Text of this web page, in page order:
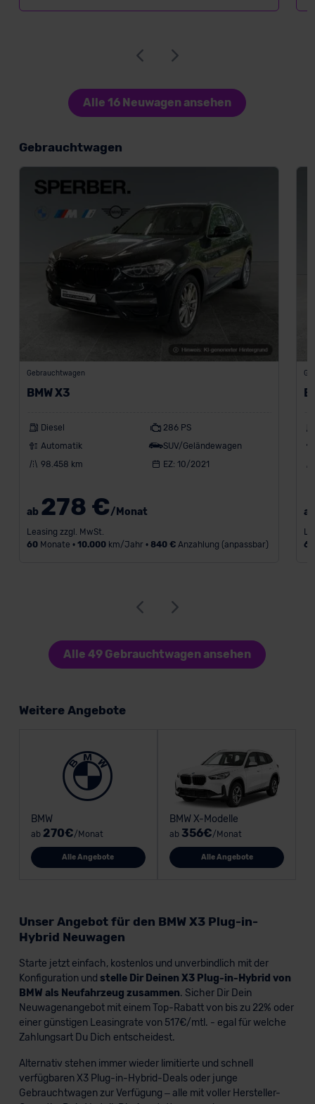
Alle 16 Neuwagen ansehen
Gebrauchtwagen
Gebrauchtwagen
BMW X3
Diesel
286 PS
Automatik
SUV/Geländewagen
98.458 km
EZ: 10/2021
ab 278 €/Monat
Leasing zzgl. MwSt.
60Monate • 10.000km/Jahr • 840 €Anzahlung (anpassbar)
60
Alle 49 Gebrauchtwagen ansehen
Weitere Angebote
BMW
ab 270€/Monat
Alle Angebote
BMW X-Modelle
ab 356€/Monat
Alle Angebote
Unser Angebot für den BMW X3 Plug-in-
Hybrid Neuwagen
Starte jetzt einfach, kostenlos und unverbindlich mit der
Konfiguration und stelle Dir Deinen X3 Plug-in-Hybrid von
BMW als Neufahrzeug zusammen. Sicher Dir Dein
Neuwagenangebot mit einem Top-Rabatt von bis zu 22% oder
einer günstigen Leasingrate von 517€/mtl. - egal für welche
Zahlungsart Du Dich entscheidest.
Alternativ stehen immer wieder limitierte und schnell
verfügbaren X3 Plug-in-Hybrid-Deals oder junge
Gebrauchtwagen zur Verfügung – alle mit voller Hersteller-